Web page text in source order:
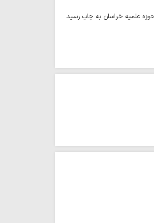
علمیه خراسان به چاپ رسید.